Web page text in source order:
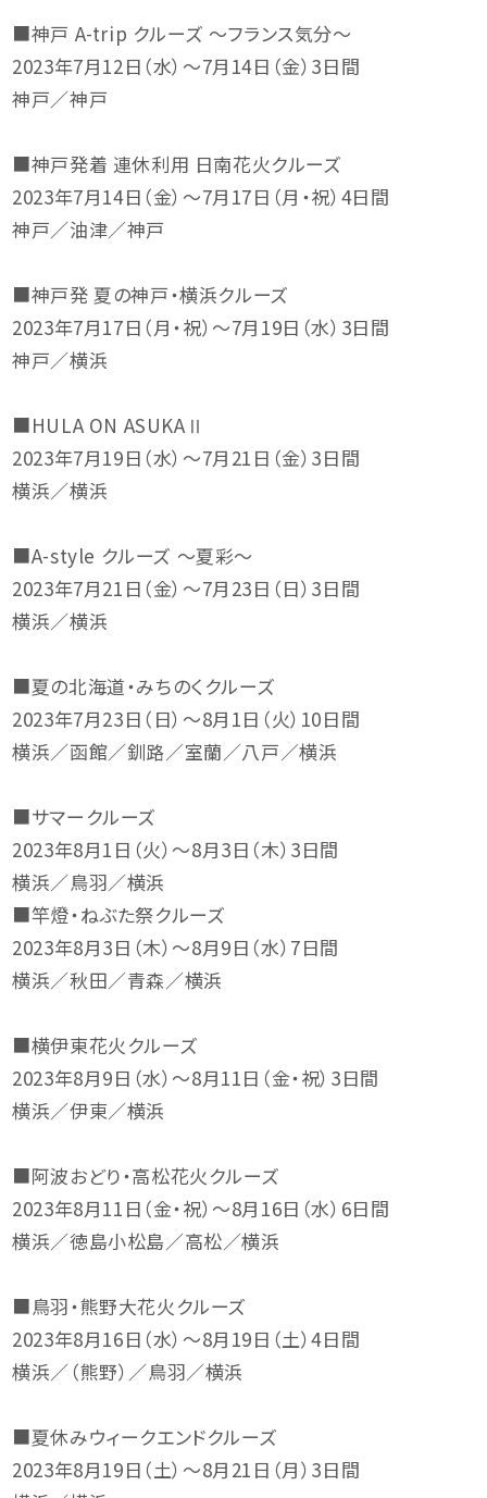
■神戸 A-trip クルーズ ～フランス気分～
2023年7月12日（水）～7月14日（金）3日間
神戸／神戸
■神戸発着 連休利用 日南花火クルーズ
2023年7月14日（金）～7月17日（月・祝）4日間
神戸／油津／神戸
■神戸発 夏の神戸・横浜クルーズ
2023年7月17日（月・祝）～7月19日（水）3日間
神戸／横浜
■HULA ON ASUKAⅡ
2023年7月19日（水）～7月21日（金）3日間
横浜／横浜
■A-style クルーズ ～夏彩～
2023年7月21日（金）～7月23日（日）3日間
横浜／横浜
■夏の北海道・みちのくクルーズ
2023年7月23日（日）～8月1日（火）10日間
横浜／函館／釧路／室蘭／八戸／横浜
■サマークルーズ
2023年8月1日（火）～8月3日（木）3日間
横浜／鳥羽／横浜
■竿燈・ねぶた祭クルーズ
2023年8月3日（木）～8月9日（水）7日間
横浜／秋田／青森／横浜
■横伊東花火クルーズ
2023年8月9日（水）～8月11日（金・祝）3日間
横浜／伊東／横浜
■阿波おどり・高松花火クルーズ
2023年8月11日（金・祝）～8月16日（水）6日間
横浜／徳島小松島／高松／横浜
■鳥羽・熊野大花火クルーズ
2023年8月16日（水）～8月19日（土）4日間
横浜／（熊野）／鳥羽／横浜
■夏休みウィークエンドクルーズ
2023年8月19日（土）～8月21日（月）3日間